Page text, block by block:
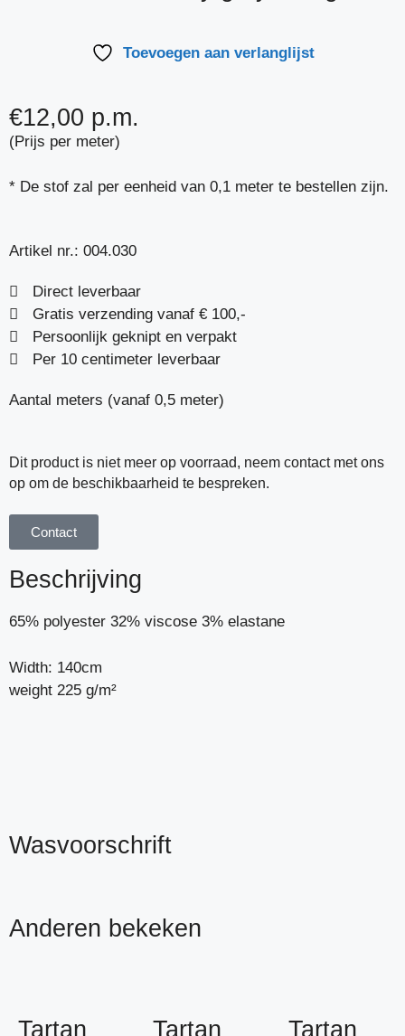
Toevoegen aan verlanglijst
€12,00 p.m.
(Prijs per meter)
* De stof zal per eenheid van 0,1 meter te bestellen zijn.
Artikel nr.: 004.030
Direct leverbaar
Gratis verzending vanaf € 100,-
Persoonlijk geknipt en verpakt
Per 10 centimeter leverbaar
Aantal meters (vanaf 0,5 meter)
Dit product is niet meer op voorraad, neem contact met ons
op om de beschikbaarheid te bespreken.
Contact
Beschrijving
65% polyester 32% viscose 3% elastane
Width: 140cm
weight 225 g/m²
Wasvoorschrift
Anderen bekeken
Tartan Tartan Tartan